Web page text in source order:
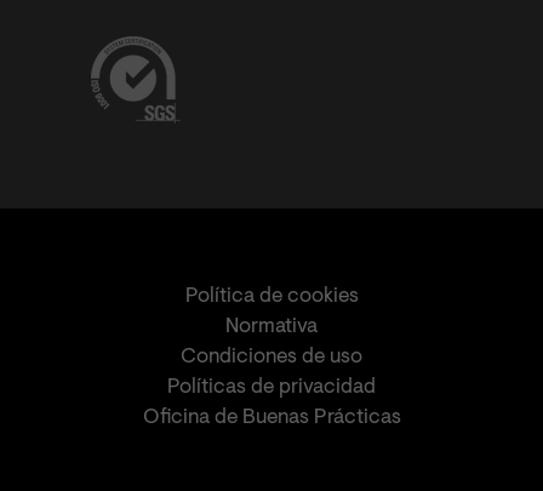
Política de cookies
Normativa
Condiciones de uso
Políticas de privacidad
Oficina de Buenas Prácticas